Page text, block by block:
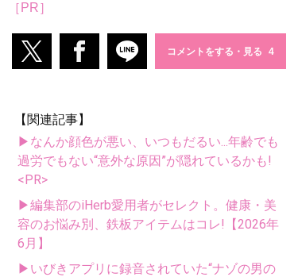
［PR］
コメントをする・見る
【関連記事】
▶なんか顔色が悪い、いつもだるい...年齢でも
過労でもない“意外な原因”が隠れているかも!
<PR>
▶編集部のiHerb愛用者がセレクト。健康・美
容のお悩み別、鉄板アイテムはコレ!【2026年
6月】
▶いびきアプリに録音されていた“ナゾの男の